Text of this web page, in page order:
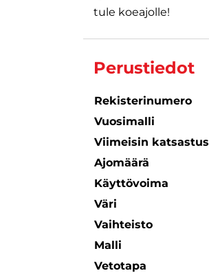
tule koeajolle!
Perustiedot
Rekisterinumero
Vuosimalli
Viimeisin katsastus
Ajomäärä
Käyttövoima
Väri
Vaihteisto
Malli
Vetotapa